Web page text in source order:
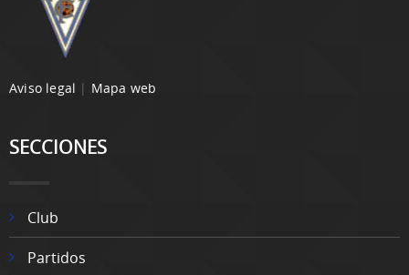
Aviso legal | Mapa web
SECCIONES
Club
Partidos